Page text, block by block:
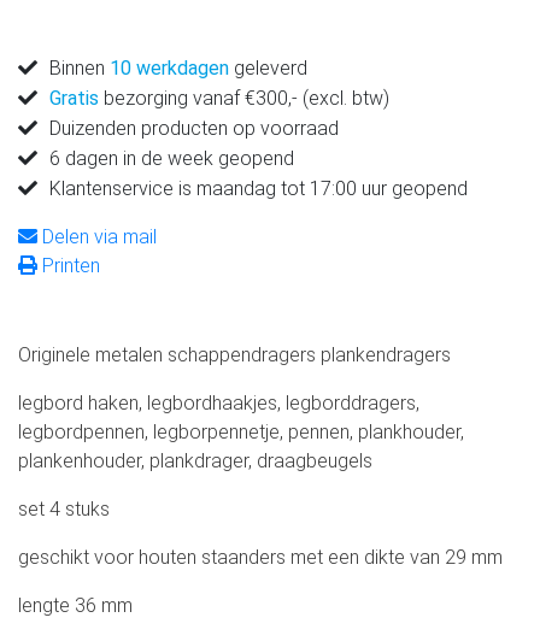
Binnen 10 werkdagen geleverd
Gratis bezorging vanaf €300,- (excl. btw)
Duizenden producten op voorraad
6 dagen in de week geopend
Klantenservice is maandag tot 17:00 uur geopend
Delen via mail
Printen
Originele metalen schappendragers plankendragers
legbord haken, legbordhaakjes, legborddragers,
legbordpennen, legborpennetje, pennen, plankhouder,
plankenhouder, plankdrager, draagbeugels
set 4 stuks
geschikt voor houten staanders met een dikte van 29 mm
lengte 36 mm